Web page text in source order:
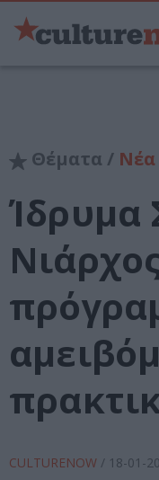
Θέματα / Νέα
Ίδρυμα
CULTURENOW / 18-01-